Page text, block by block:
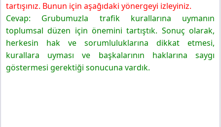
tartışınız. Bunun için aşağıdaki yönergeyi izleyiniz.
Cevap: Grubumuzla trafik kurallarına uymanın
toplumsal düzen için önemini tartıştık. Sonuç olarak,
herkesin hak ve sorumluluklarına dikkat etmesi,
kurallara uyması ve başkalarının haklarına saygı
göstermesi gerektiği sonucuna vardık.